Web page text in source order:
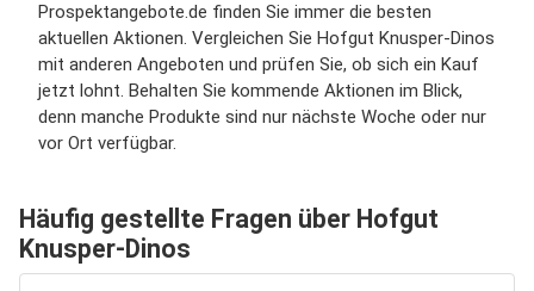
Prospektangebote.de finden Sie immer die besten
aktuellen Aktionen. Vergleichen Sie Hofgut Knusper-Dinos
mit anderen Angeboten und prüfen Sie, ob sich ein Kauf
jetzt lohnt. Behalten Sie kommende Aktionen im Blick,
denn manche Produkte sind nur nächste Woche oder nur
vor Ort verfügbar.
Häufig gestellte Fragen über Hofgut
Knusper-Dinos